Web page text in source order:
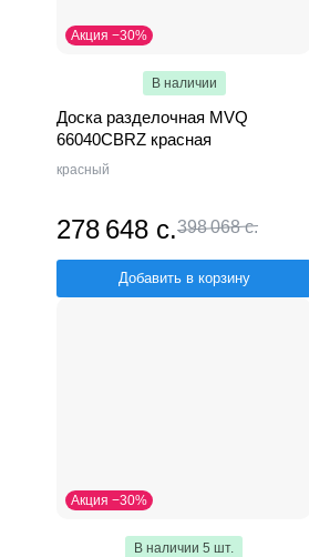
Акция −30%
В наличии
Доска разделочная MVQ
66040CBRZ красная
красный
278 648 с.398 068 с.
Добавить в корзину
Акция −30%
В наличии 5 шт.